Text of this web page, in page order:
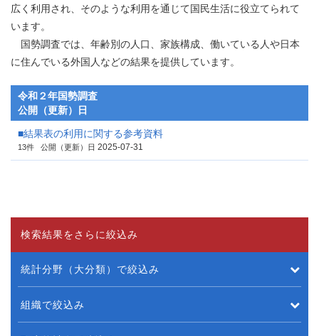
広く利用され、そのような利用を通じて国民生活に役立てられて
います。
国勢調査では、年齢別の人口、家族構成、働いている人や日本
に住んでいる外国人などの結果を提供しています。
令和２年国勢調査
公開（更新）日
■結果表の利用に関する参考資料
13件 公開（更新）日 2025-07-31
検索結果をさらに絞込み
統計分野（大分類）で絞込み
組織で絞込み